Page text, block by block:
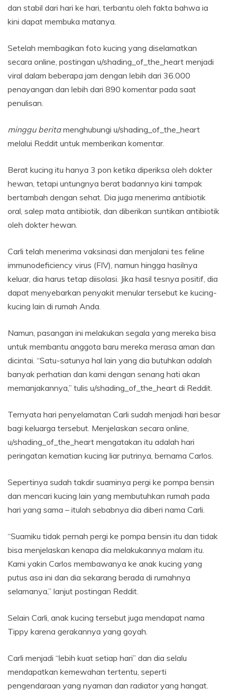
dan stabil dari hari ke hari, terbantu oleh fakta bahwa ia
kini dapat membuka matanya.
Setelah membagikan foto kucing yang diselamatkan
secara online, postingan u/shading_of_the_heart menjadi
viral dalam beberapa jam dengan lebih dari 36.000
penayangan dan lebih dari 890 komentar pada saat
penulisan.
minggu beritamenghubungi u/shading_of_the_heart
melalui Reddit untuk memberikan komentar.
Berat kucing itu hanya 3 pon ketika diperiksa oleh dokter
hewan, tetapi untungnya berat badannya kini tampak
bertambah dengan sehat. Dia juga menerima antibiotik
oral, salep mata antibiotik, dan diberikan suntikan antibiotik
oleh dokter hewan.
Carli telah menerima vaksinasi dan menjalani tes feline
immunodeficiency virus (FIV), namun hingga hasilnya
keluar, dia harus tetap diisolasi. Jika hasil tesnya positif, dia
dapat menyebarkan penyakit menular tersebut ke kucing-
kucing lain di rumah Anda.
Namun, pasangan ini melakukan segala yang mereka bisa
untuk membantu anggota baru mereka merasa aman dan
dicintai. “Satu-satunya hal lain yang dia butuhkan adalah
banyak perhatian dan kami dengan senang hati akan
memanjakannya,” tulis u/shading_of_the_heart di Reddit.
Ternyata hari penyelamatan Carli sudah menjadi hari besar
bagi keluarga tersebut. Menjelaskan secara online,
u/shading_of_the_heart mengatakan itu adalah hari
peringatan kematian kucing liar putrinya, bernama Carlos.
Sepertinya sudah takdir suaminya pergi ke pompa bensin
dan mencari kucing lain yang membutuhkan rumah pada
hari yang sama – itulah sebabnya dia diberi nama Carli.
“Suamiku tidak pernah pergi ke pompa bensin itu dan tidak
bisa menjelaskan kenapa dia melakukannya malam itu.
Kami yakin Carlos membawanya ke anak kucing yang
putus asa ini dan dia sekarang berada di rumahnya
selamanya,” lanjut postingan Reddit.
Selain Carli, anak kucing tersebut juga mendapat nama
Tippy karena gerakannya yang goyah.
Carli menjadi “lebih kuat setiap hari” dan dia selalu
mendapatkan kemewahan tertentu, seperti
pengendaraan yang nyaman dan radiator yang hangat.